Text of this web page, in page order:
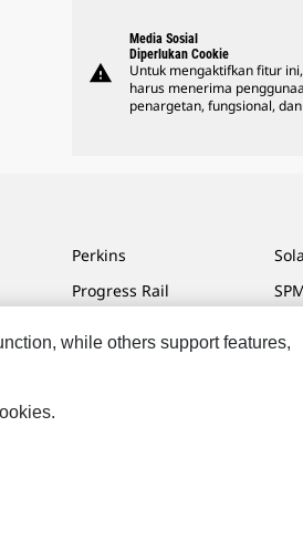
warning
Media Sosial
Diperlukan Cookie
Untuk mengaktifkan fitur
harus menerima
penargetan, fungsional,
Perkins
Progress Rail
while others support features,